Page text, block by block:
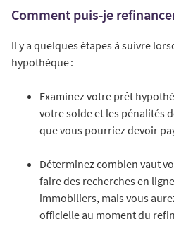
Comment puis-je
Il y a quelques étapes à suivre
hypothèque :
Examinez votre prêt
votre solde et les pénalités
que vous pourriez devoir
Déterminez combien vaut
faire des recherches en
immobiliers, mais vous
officielle au moment du